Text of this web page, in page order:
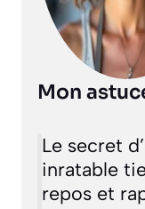
Mon
Le secret
inratable
repos et